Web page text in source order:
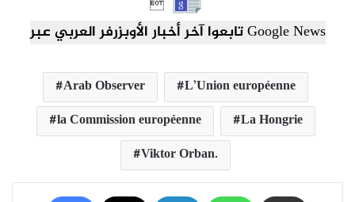

تابعوا آخر أخبار الأوبزرفر العربي عبر Google News
Arab Observer
L’Union européenne
la Commission européenne
La Hongrie
Viktor Orban.